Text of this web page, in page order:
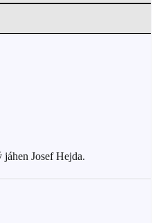
Josef Hejda.